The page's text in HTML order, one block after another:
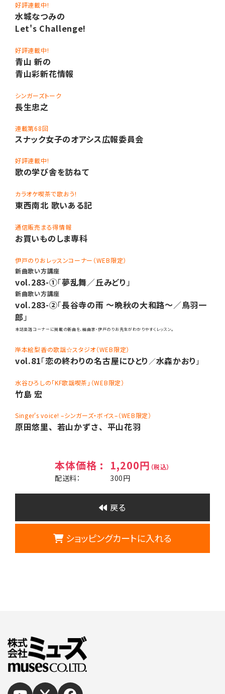
好評連載中!
水城なつみの
Let's Challenge!
好評連載中!
青山 新の
青山彩新花情報
シンガーズトーク
長生忠之
連載第68回
スナック女子のオアシス広報委員会
好評連載中!
歌の学び舎を訪ねて
カラオケ喫茶で歌おう!
東西南北 歌いある記
通信販売まる得情報
お買いものしま専科
伊戸のりおレッスンコーナー（WEB限定）
新曲歌い方講座
vol.283-①「夢乱舞／丘みどり 」
新曲歌い方講座
vol.283-②「長谷寺の雨 ～晩秋の大和路～／鳥羽一
郎 」
本誌楽譜コーナーに掲載の新曲を、編曲家・伊戸のりお先生がわかりやすくレッスン。
岸本絵梨香の歌謡☆スタジオ（WEB限定）
vol.81「恋の終わりの名古屋にひとり ／水森かおり 」
水谷ひろしの「KF歌謡喫茶」（WEB限定）
竹島 宏
Singer's voice! –シンガーズ・ボイス–（WEB限定）
原田悠里、若山かずさ、平山花羽
本体価格 : 1,200円 （税込）
配送料： 300円
戻る
ショッピングカートに入れる